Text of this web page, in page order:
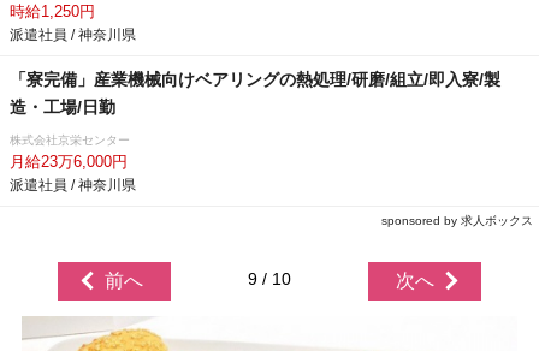
時給1,250円
派遣社員 / 神奈川県
「寮完備」産業機械向けベアリングの熱処理/研磨/組立/即入寮/製
造・工場/日勤
株式会社京栄センター
月給23万6,000円
派遣社員 / 神奈川県
sponsored by 求人ボックス
前へ 9 / 10 次へ